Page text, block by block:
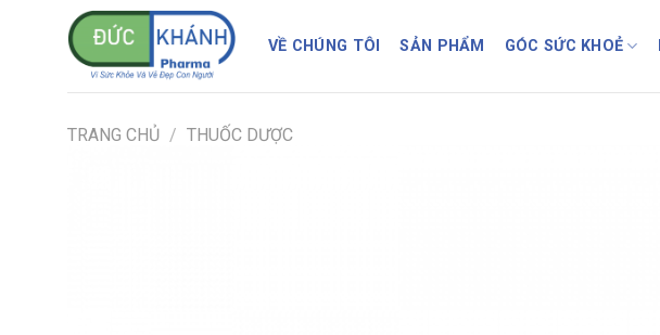
VỀ CHÚNG TÔI SẢN PHẨM GÓC SỨC KHOẺ
TRANG CHỦ / THUỐC DƯỢC